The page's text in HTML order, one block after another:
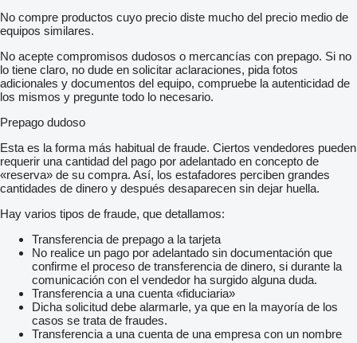
No compre productos cuyo precio diste mucho del precio medio de
equipos similares.
No acepte compromisos dudosos o mercancías con prepago. Si no
lo tiene claro, no dude en solicitar aclaraciones, pida fotos
adicionales y documentos del equipo, compruebe la autenticidad de
los mismos y pregunte todo lo necesario.
Prepago dudoso
Esta es la forma más habitual de fraude. Ciertos vendedores pueden
requerir una cantidad del pago por adelantado en concepto de
«reserva» de su compra. Así, los estafadores perciben grandes
cantidades de dinero y después desaparecen sin dejar huella.
Hay varios tipos de fraude, que detallamos:
Transferencia de prepago a la tarjeta
No realice un pago por adelantado sin documentación que
confirme el proceso de transferencia de dinero, si durante la
comunicación con el vendedor ha surgido alguna duda.
Transferencia a una cuenta «fiduciaria»
Dicha solicitud debe alarmarle, ya que en la mayoría de los
casos se trata de fraudes.
Transferencia a una cuenta de una empresa con un nombre